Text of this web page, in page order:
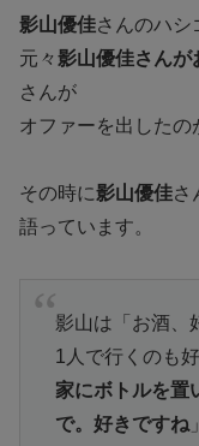
影山優佳さんのハシ
元々 影山優佳さんが
さんが
オファーを出したの
その時に影山優佳さ
語っています。
影山は「お酒、
1人で行くのも好
家にボトルを置
で。好きですね」